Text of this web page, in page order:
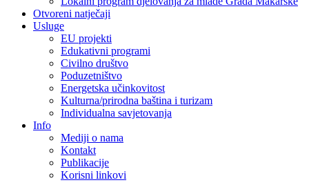
Otvoreni natječaji
Usluge
EU projekti
Edukativni programi
Civilno društvo
Poduzetništvo
Energetska učinkovitost
Kulturna/prirodna baština i turizam
Individualna savjetovanja
Info
Mediji o nama
Kontakt
Publikacije
Korisni linkovi